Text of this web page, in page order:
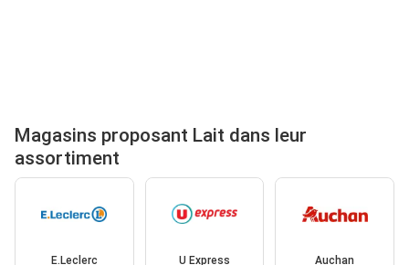
Magasins proposant Lait dans leur
assortiment
E.Leclerc U Express Auchan